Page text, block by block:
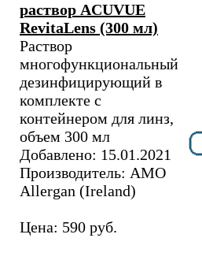
раствор ACUVUE
RevitaLens (300 мл)
Раствор
многофункциональный
дезинфицирующий в
комплекте с
контейнером для линз,
объем 300 мл
Добавлено: 15.01.2021
Производитель: AMO
Allergan (Ireland)
Цена: 590 руб.